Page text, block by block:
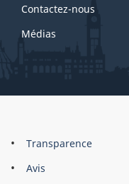
Contactez-nous
Médias
About
this
Brand
Transparence
Avis